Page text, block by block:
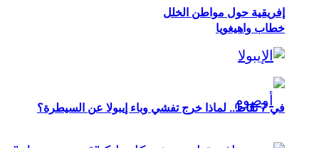
خطاب واهيغويا
إفريقية حول مواطن الخلل
في 7 نقاط.. لماذا خرج تفشي وباء إيبولا عن السيطرة؟